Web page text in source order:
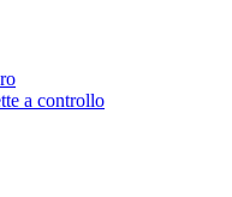
a controllo